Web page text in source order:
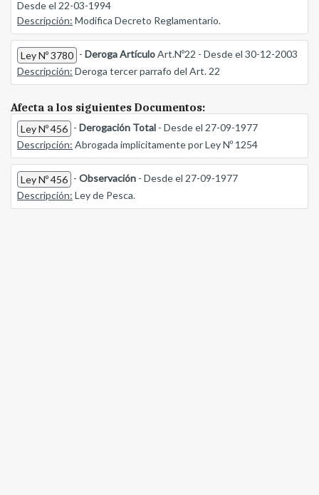
Desde el 22-03-1994
Descripción: Modifica Decreto Reglamentario.
Ley Nº 3780 - Deroga ArtículoArt.Nº22 - Desde el 30-12-2003
Descripción: Deroga tercer parrafo del Art. 22
Afecta a los siguientes Documentos:
Ley Nº 456 - Derogación Total - Desde el 27-09-1977
Descripción: Abrogada implicitamente por Ley Nº 1254
Ley Nº 456 - Observación - Desde el 27-09-1977
Descripción: Ley de Pesca.